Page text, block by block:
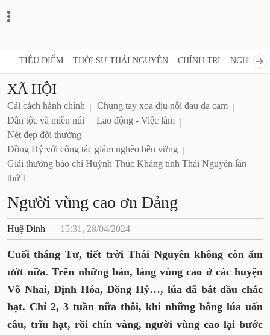
TIÊU ĐIỂM THỜI SỰ THÁI NGUYÊN CHÍNH TRỊ NGHỊ
XÃ HỘI
Cải cách hành chính
Chung tay xoa dịu nỗi đau da cam
Dân tộc và miền núi
Lao động - Việc làm
Nét đẹp đời thường
Đồng Hỷ với công tác giảm nghèo bền vững
Giải thưởng báo chí Huỳnh Thúc Kháng tỉnh Thái Nguyên lần
thứ I
Người vùng cao ơn Đảng
Huệ Dinh 15:31, 28/04/2024
Cuối tháng Tư, tiết trời Thái Nguyên không còn ẩm
ướt nữa. Trên những bản, làng vùng cao ở các huyện
Võ Nhai, Định Hóa, Đồng Hỷ…, lúa đã bắt đầu chắc
hạt. Chỉ 2, 3 tuần nữa thôi, khi những bông lúa uốn
câu, trĩu hạt, rồi chín vàng, người vùng cao lại bước